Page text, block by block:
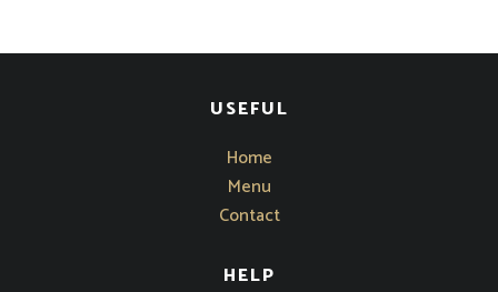
USEFUL
Home
Menu
Contact
HELP